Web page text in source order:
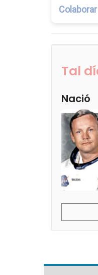
Colaborar
Tal
Nació